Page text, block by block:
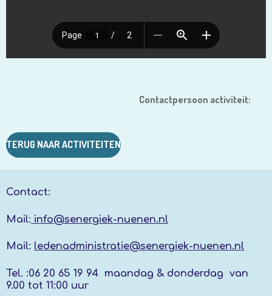
Contactpersoon activiteit:
TERUG NAAR ACTIVITEITEN
Contact:
Mail: info@senergiek-nuenen.nl
Mail: ledenadministratie@senergiek-nuenen.nl
Tel. :06 20 65 19 94 maandag & donderdag van
9.00 tot 11:00 uur